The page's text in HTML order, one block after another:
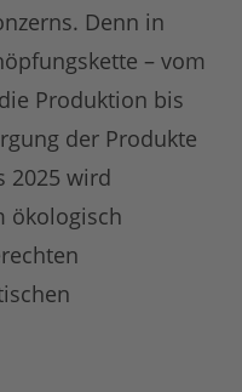
Denn in
– vom
Produktion bis
der Produkte
2025 wird
ökologisch